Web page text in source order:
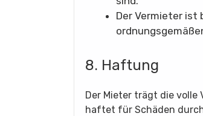
Der Vermieter ist
8. Haftung
Der Mieter trägt die
haftet für Schäden